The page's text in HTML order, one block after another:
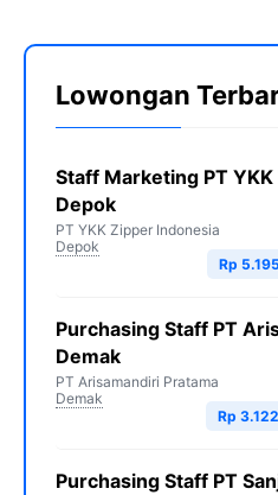
Lowongan
Staff Marketing PT
Depok
PT YKK Zipper Indonesia
Depok
Rp
Purchasing Staff PT
Demak
PT Arisamandiri Pratama
Demak
Rp
Purchasing Staff PT